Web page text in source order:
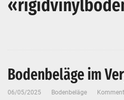
Bodenbeläge im
06/05/2025 Bodenbeläge